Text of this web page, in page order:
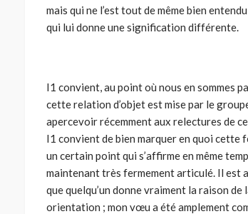
mais qui ne l’est tout de même bien
qui lui donne une signification différente.
I1 convient, au point où nous en sommes
cette relation d’objet est mise par le
apercevoir récemment aux relectures de
I1 convient de bien marquer en quoi cette
un certain point qui s’affirme en même
maintenant très fermement articulé. Il est
que quelqu’un donne vraiment la raison
orientation ; mon vœu a été amplement